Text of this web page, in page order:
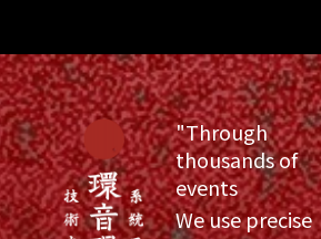
"Through
thousands of
events
We use precise